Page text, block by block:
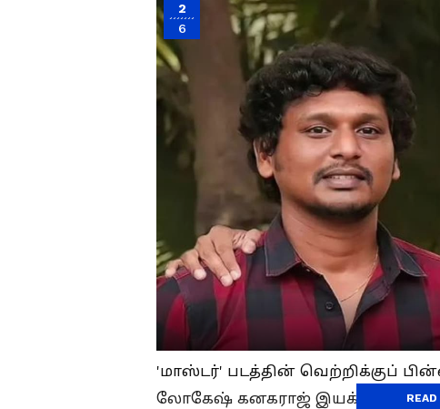
2
6
'மாஸ்டர்' படத்தின் வெற்றிக்குப்
லோகேஷ் கனகராஜ் இயக்கத்தில்